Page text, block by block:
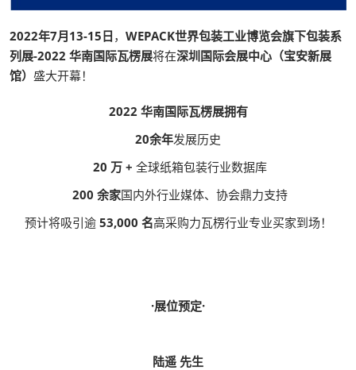
2022年7月13-15日 ， WEPACK世界包装工业博览会旗下包装系
列展-2022 华南国际瓦楞展将在深圳国际会展中心（宝安新展
馆） 盛大开幕！
2022 华南国际瓦楞展拥有
20余年发展历史
20 万 + 全球纸箱包装行业数据库
200 余家国内外行业媒体、协会鼎力支持
预计将吸引逾 53,000 名高采购力瓦楞行业专业买家到场！
·展位预定·
陆遥 先生